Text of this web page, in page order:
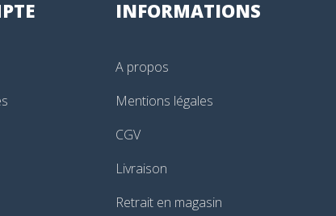
INFORMATIONS
A propos
Mentions légales
CGV
Livraison
Retrait en magasin